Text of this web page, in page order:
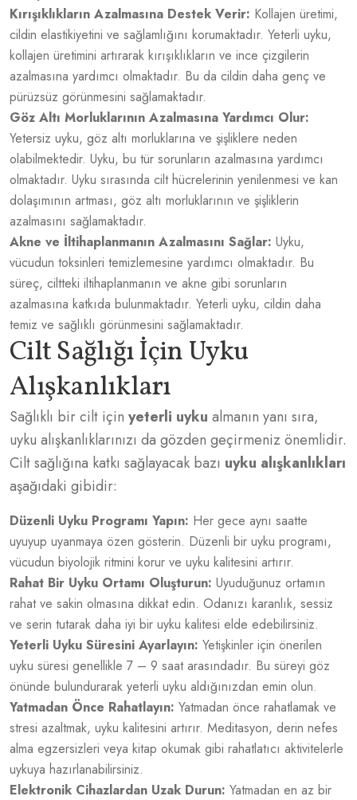
Kırışıklıkların Azalmasına Destek Verir: Kollajen üretimi,
cildin elastikiyetini ve sağlamlığını korumaktadır. Yeterli uyku,
kollajen üretimini artırarak kırışıklıkların ve ince çizgilerin
azalmasına yardımcı olmaktadır. Bu da cildin daha genç ve
pürüzsüz görünmesini sağlamaktadır.
Göz Altı Morluklarının Azalmasına Yardımcı Olur:
Yetersiz uyku, göz altı morluklarına ve şişliklere neden
olabilmektedir. Uyku, bu tür sorunların azalmasına yardımcı
olmaktadır. Uyku sırasında cilt hücrelerinin yenilenmesi ve kan
dolaşımının artması, göz altı morluklarının ve şişliklerin
azalmasını sağlamaktadır.
Akne ve İltihaplanmanın Azalmasını Sağlar: Uyku,
vücudun toksinleri temizlemesine yardımcı olmaktadır. Bu
süreç, ciltteki iltihaplanmanın ve akne gibi sorunların
azalmasına katkıda bulunmaktadır. Yeterli uyku, cildin daha
temiz ve sağlıklı görünmesini sağlamaktadır.
Cilt Sağlığı İçin Uyku
Alışkanlıkları
Sağlıklı bir cilt için yeterli uyku almanın yanı sıra,
uyku alışkanlıklarınızı da gözden geçirmeniz önemlidir.
Cilt sağlığına katkı sağlayacak bazı uyku alışkanlıkları
aşağıdaki gibidir:
Düzenli Uyku Programı Yapın: Her gece aynı saatte
uyuyup uyanmaya özen gösterin. Düzenli bir uyku programı,
vücudun biyolojik ritmini korur ve uyku kalitesini artırır.
Rahat Bir Uyku Ortamı Oluşturun: Uyuduğunuz ortamın
rahat ve sakin olmasına dikkat edin. Odanızı karanlık, sessiz
ve serin tutarak daha iyi bir uyku kalitesi elde edebilirsiniz.
Yeterli Uyku Süresini Ayarlayın: Yetişkinler için önerilen
uyku süresi genellikle 7 – 9 saat arasındadır. Bu süreyi göz
önünde bulundurarak yeterli uyku aldığınızdan emin olun.
Yatmadan Önce Rahatlayın: Yatmadan önce rahatlamak ve
stresi azaltmak, uyku kalitesini artırır. Meditasyon, derin nefes
alma egzersizleri veya kitap okumak gibi rahatlatıcı aktivitelerle
uykuya hazırlanabilirsiniz.
Elektronik Cihazlardan Uzak Durun: Yatmadan en az bir